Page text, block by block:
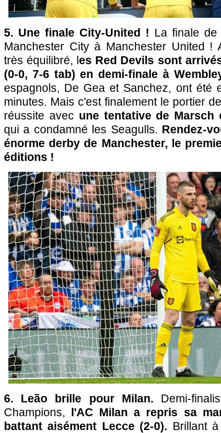
5. Une finale City-United ! La finale
Manchester City à Manchester United !
très équilibré, les Red Devils sont
(0-0, 7-6 tab) en demi-finale à
espagnols, De Gea et Sanchez, ont été
minutes. Mais c'est finalement le portier
réussite avec une tentative de Marsch
qui a condamné les Seagulls. Rendez-
énorme derby de Manchester, le
éditions !
6. Leão brille pour Milan. Demi-
Champions, l'AC Milan a repris sa
battant aisément Lecce (2-0). Brillant